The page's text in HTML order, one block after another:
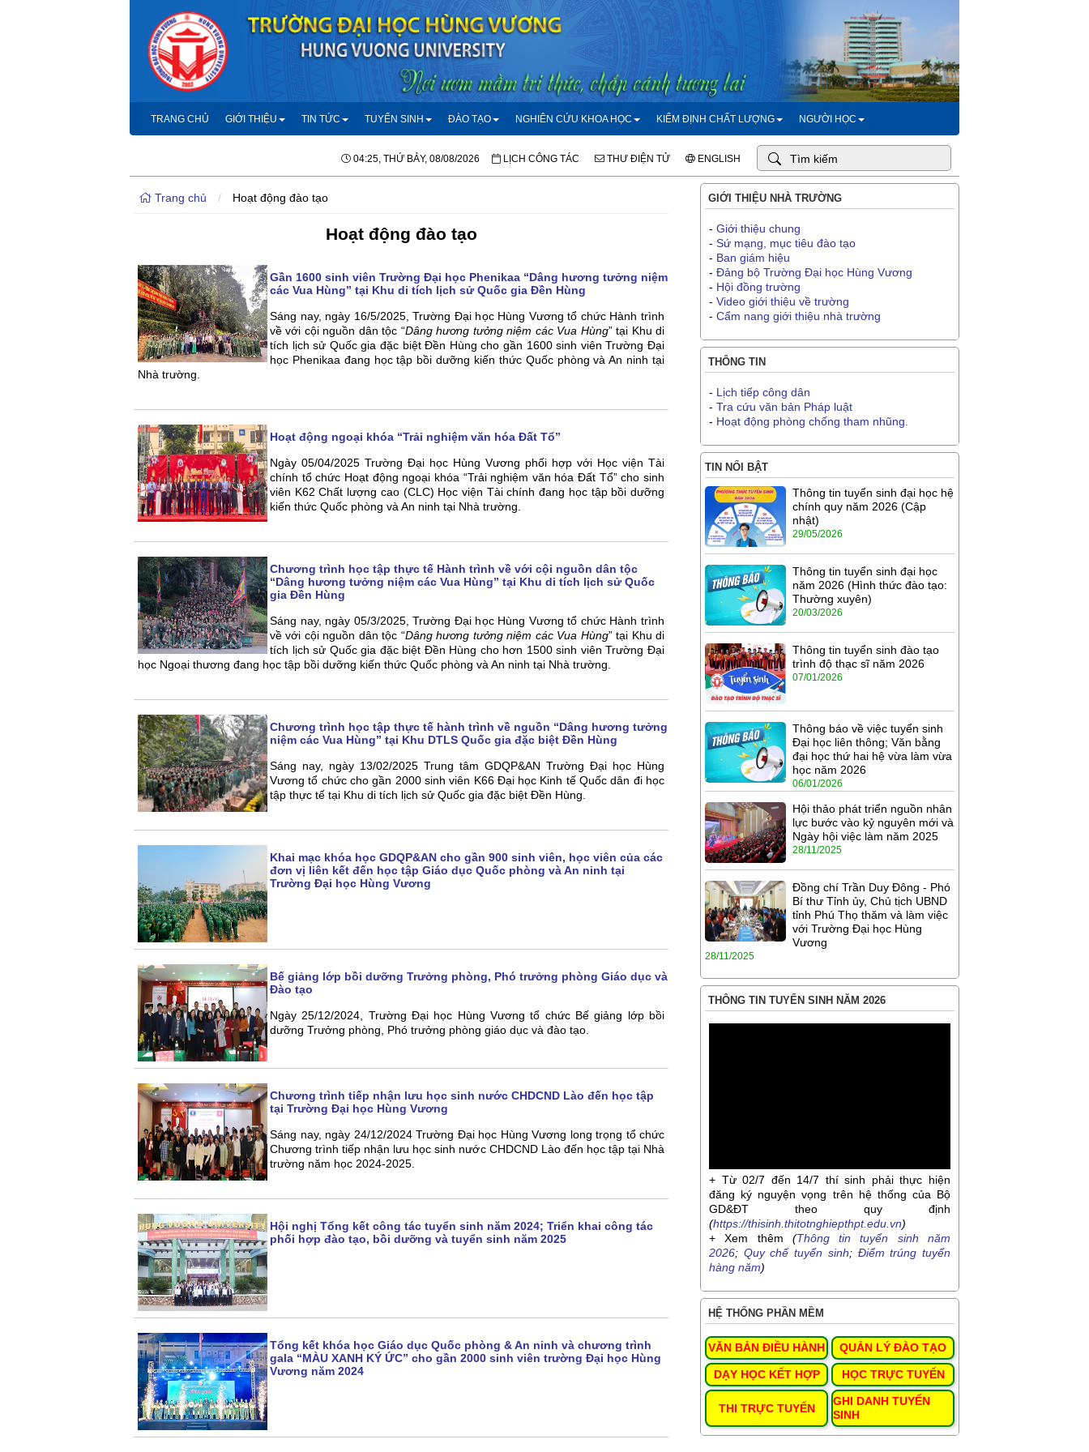
TRANG CHỦ GIỚI THIỆU TIN TỨC TUYỂN SINH ĐÀO TẠO NGHIÊN CỨU KHOA HỌC KIỂM ĐỊNH CHẤT LƯỢNG NGƯỜI HỌC
04:25, THỨ BẢY, 08/08/2026 LỊCH CÔNG TÁC THƯ ĐIỆN TỬ ENGLISH
Trang chủ / Hoạt động đào tạo
Hoạt động đào tạo
Gần 1600 sinh viên Trường Đại học Phenikaa “Dâng hương tưởng niệm
các Vua Hùng” tại Khu di tích lịch sử Quốc gia Đền Hùng
Sáng nay, ngày 16/5/2025, Trường Đại học Hùng Vương tổ chức Hành trình
về với cội nguồn dân tộc “Dâng hương tưởng niệm các Vua Hùng” tại Khu di
tích lịch sử Quốc gia đặc biệt Đền Hùng cho gần 1600 sinh viên Trường Đại
học Phenikaa đang học tập bồi dưỡng kiến thức Quốc phòng và An ninh tại
Nhà trường.
Hoạt động ngoại khóa “Trải nghiệm văn hóa Đất Tổ”
Ngày 05/04/2025 Trường Đại học Hùng Vương phối hợp với Học viện Tài
chính tổ chức Hoạt động ngoại khóa “Trải nghiệm văn hóa Đất Tổ” cho sinh
viên K62 Chất lượng cao (CLC) Học viện Tài chính đang học tập bồi dưỡng
kiến thức Quốc phòng và An ninh tại Nhà trường.
Chương trình học tập thực tế Hành trình về với cội nguồn dân tộc
“Dâng hương tưởng niệm các Vua Hùng” tại Khu di tích lịch sử Quốc
gia Đền Hùng
Sáng nay, ngày 05/3/2025, Trường Đại học Hùng Vương tổ chức Hành trình
về với cội nguồn dân tộc “Dâng hương tưởng niệm các Vua Hùng” tại Khu di
tích lịch sử Quốc gia đặc biệt Đền Hùng cho hơn 1500 sinh viên Trường Đại
học Ngoại thương đang học tập bồi dưỡng kiến thức Quốc phòng và An ninh tại Nhà trường.
Chương trình học tập thực tế hành trình về nguồn “Dâng hương tưởng
niệm các Vua Hùng” tại Khu DTLS Quốc gia đặc biệt Đền Hùng
Sáng nay, ngày 13/02/2025 Trung tâm GDQP&AN Trường Đại học Hùng
Vương tổ chức cho gần 2000 sinh viên K66 Đại học Kinh tế Quốc dân đi học
tập thực tế tại Khu di tích lịch sử Quốc gia đặc biệt Đền Hùng.
Khai mạc khóa học GDQP&AN cho gần 900 sinh viên, học viên của các
đơn vị liên kết đến học tập Giáo dục Quốc phòng và An ninh tại
Trường Đại học Hùng Vương
Bế giảng lớp bồi dưỡng Trưởng phòng, Phó trưởng phòng Giáo dục và
Đào tạo
Ngày 25/12/2024, Trường Đại học Hùng Vương tổ chức Bế giảng lớp bồi
dưỡng Trưởng phòng, Phó trưởng phòng giáo dục và đào tạo.
Chương trình tiếp nhận lưu học sinh nước CHDCND Lào đến học tập
tại Trường Đại học Hùng Vương
Sáng nay, ngày 24/12/2024 Trường Đại học Hùng Vương long trọng tổ chức
Chương trình tiếp nhận lưu học sinh nước CHDCND Lào đến học tập tại Nhà
trường năm học 2024-2025.
Hội nghị Tổng kết công tác tuyển sinh năm 2024; Triển khai công tác
phối hợp đào tạo, bồi dưỡng và tuyển sinh năm 2025
Tổng kết khóa học Giáo dục Quốc phòng & An ninh và chương trình
gala “MÀU XANH KÝ ỨC” cho gần 2000 sinh viên trường Đại học Hùng
Vương năm 2024
GIỚI THIỆU NHÀ TRƯỜNG
- Giới thiệu chung
- Sứ mạng, mục tiêu đào tạo
- Ban giám hiệu
- Đảng bộ Trường Đại học Hùng Vương
- Hội đồng trường
- Video giới thiệu về trường
- Cẩm nang giới thiệu nhà trường
THÔNG TIN
- Lịch tiếp công dân
- Tra cứu văn bản Pháp luật
- Hoạt động phòng chống tham nhũng.
TIN NỔI BẬT
Thông tin tuyển sinh đại học hệ
chính quy năm 2026 (Cập
nhật)
29/05/2026
Thông tin tuyển sinh đại học
năm 2026 (Hình thức đào tạo:
Thường xuyên)
20/03/2026
Thông tin tuyển sinh đào tạo
trình độ thạc sĩ năm 2026
07/01/2026
Thông báo về việc tuyển sinh
Đại học liên thông; Văn bằng
đại học thứ hai hệ vừa làm vừa
học năm 2026
06/01/2026
Hội thảo phát triển nguồn nhân
lực bước vào kỷ nguyên mới và
Ngày hội việc làm năm 2025
28/11/2025
Đồng chí Trần Duy Đông - Phó
Bí thư Tỉnh ủy, Chủ tịch UBND
tỉnh Phú Thọ thăm và làm việc
với Trường Đại học Hùng
Vương
28/11/2025
THÔNG TIN TUYỂN SINH NĂM 2026
+ Từ 02/7 đến 14/7 thí sinh phải thực hiện
đăng ký nguyện vọng trên hệ thống của Bộ
GD&ĐT theo quy định
(https://thisinh.thitotnghiepthpt.edu.vn)
+ Xem thêm (Thông tin tuyển sinh năm
2026; Quy chế tuyển sinh; Điểm trúng tuyển
hàng năm)
HỆ THỐNG PHẦN MỀM
VĂN BẢN ĐIỀU HÀNH QUẢN LÝ ĐÀO TẠO
DẠY HỌC KẾT HỢP HỌC TRỰC TUYẾN
THI TRỰC TUYẾN
GHI DANH TUYỂN
SINH